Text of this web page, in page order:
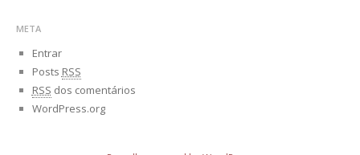
META
Entrar
Posts RSS
RSS dos comentários
WordPress.org